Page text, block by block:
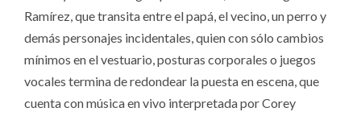
Ramírez, que transita entre el papá, el vecino, un perro y
demás personajes incidentales, quien con sólo cambios
mínimos en el vestuario, posturas corporales o juegos
vocales termina de redondear la puesta en escena, que
cuenta con música en vivo interpretada por Corey